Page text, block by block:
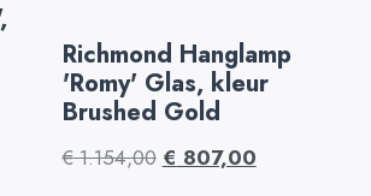
Richmond Hanglamp
'Romy' Glas, kleur
Brushed Gold
€1.154,00 € 807,00